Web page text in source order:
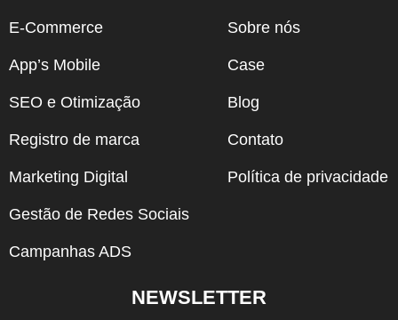
E-Commerce
App’s Mobile
SEO e Otimização
Registro de marca
Marketing Digital
Gestão de Redes Sociais
Campanhas ADS
Sobre nós
Case
Blog
Contato
Política de privacidade
NEWSLETTER